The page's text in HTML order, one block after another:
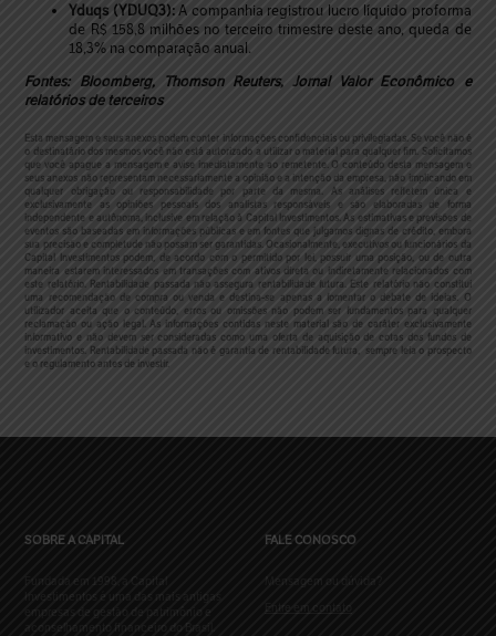
Yduqs (YDUQ3):A companhia registrou lucro líquido proforma
de R$ 158,8 milhões no terceiro trimestre deste ano, queda de
18,3% na comparação anual.
Fontes: Bloomberg, Thomson Reuters, Jornal Valor Econômico e
relatórios de terceiros
Esta mensagem e seus anexos podem conter informações confidenciais ou privilegiadas. Se você não é
o destinatário dos mesmos você não está autorizado a utilizar o material para qualquer fim. Solicitamos
que você apague a mensagem e avise imediatamente ao remetente. O conteúdo desta mensagem e
seus anexos não representam necessariamente a opinião e a intenção da empresa, não implicando em
qualquer obrigação ou responsabilidade por parte da mesma. As análises refletem única e
exclusivamente as opiniões pessoais dos analistas responsáveis e são elaboradas de forma
independente e autônoma, inclusive em relação à Capital Investimentos. As estimativas e previsões de
eventos são baseadas em informações públicas e em fontes que julgamos dignas de crédito, embora
sua precisão e completude não possam ser garantidas. Ocasionalmente, executivos ou funcionários da
Capital Investimentos podem, de acordo com o permitido por lei, possuir uma posição, ou de outra
maneira estarem interessados em transações com ativos direta ou indiretamente relacionados com
este relatório. Rentabilidade passada não assegura rentabilidade futura. Este relatório não constitui
uma recomendação de compra ou venda e destina-se apenas a fomentar o debate de ideias. O
utilizador aceita que o conteúdo, erros ou omissões não podem ser fundamentos para qualquer
reclamação ou ação legal. As informações contidas neste material são de caráter exclusivamente
informativo e não devem ser consideradas como uma oferta de aquisição de cotas dos fundos de
investimentos. Rentabilidade passada não é garantia de rentabilidade futura, sempre leia o prospecto
e o regulamento antes de investir.
SOBRE A CAPITAL
Fundada em 1998, a Capital
Investimentos é uma das mais antigas
empresas de gestão de patrimônio e
aconselhamento financeiro do Brasil.
FALE CONOSCO
Mensagem ou dúvida?
Entre em contato